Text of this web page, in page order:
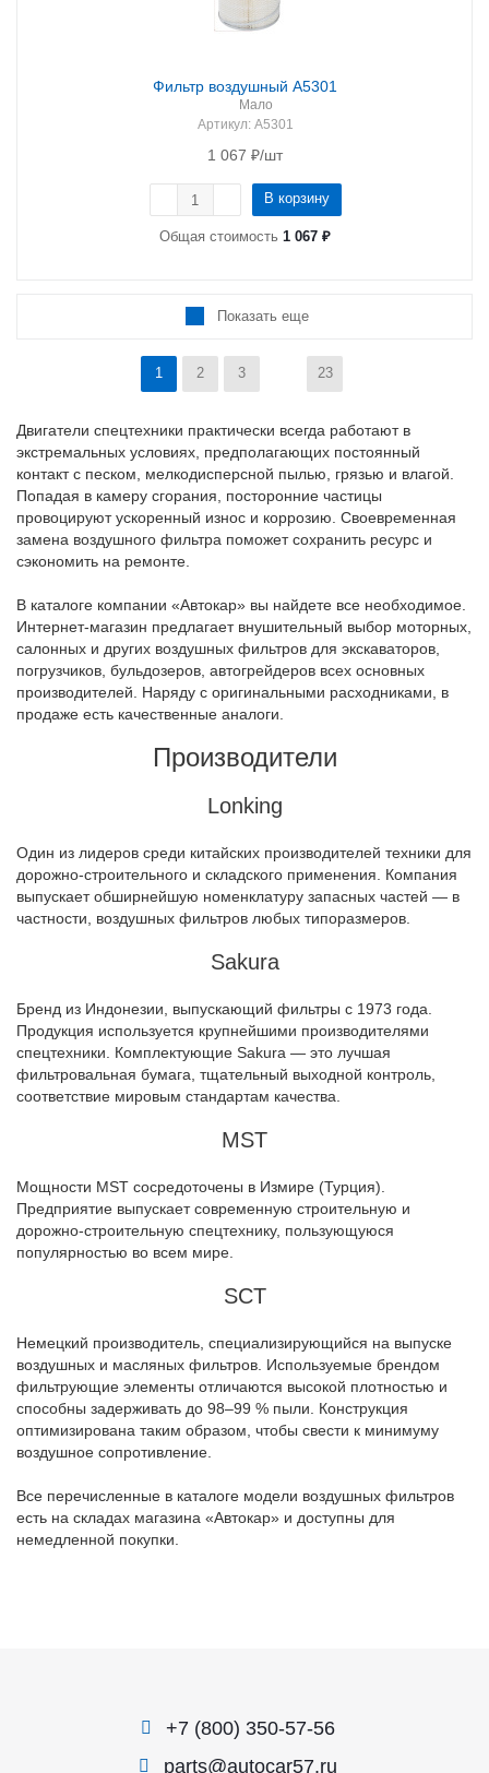
Фильтр воздушный A5301
Мало
Артикул: A5301
1 067 ₽/шт
В корзину
Общая стоимость 1 067 ₽
Показать еще
1 2 3 23
Двигатели спецтехники практически всегда работают в
экстремальных условиях, предполагающих постоянный
контакт с песком, мелкодисперсной пылью, грязью и влагой.
Попадая в камеру сгорания, посторонние частицы
провоцируют ускоренный износ и коррозию. Своевременная
замена воздушного фильтра поможет сохранить ресурс и
сэкономить на ремонте.
В каталоге компании «Автокар» вы найдете все необходимое.
Интернет-магазин предлагает внушительный выбор моторных,
салонных и других воздушных фильтров для экскаваторов,
погрузчиков, бульдозеров, автогрейдеров всех основных
производителей. Наряду с оригинальными расходниками, в
продаже есть качественные аналоги.
Производители
Lonking
Один из лидеров среди китайских производителей техники для
дорожно-строительного и складского применения. Компания
выпускает обширнейшую номенклатуру запасных частей — в
частности, воздушных фильтров любых типоразмеров.
Sakura
Бренд из Индонезии, выпускающий фильтры с 1973 года.
Продукция используется крупнейшими производителями
спецтехники. Комплектующие Sakura — это лучшая
фильтровальная бумага, тщательный выходной контроль,
соответствие мировым стандартам качества.
MST
Мощности MST сосредоточены в Измире (Турция).
Предприятие выпускает современную строительную и
дорожно-строительную спецтехнику, пользующуюся
популярностью во всем мире.
SCT
Немецкий производитель, специализирующийся на выпуске
воздушных и масляных фильтров. Используемые брендом
фильтрующие элементы отличаются высокой плотностью и
способны задерживать до 98–99 % пыли. Конструкция
оптимизирована таким образом, чтобы свести к минимуму
воздушное сопротивление.
Все перечисленные в каталоге модели воздушных фильтров
есть на складах магазина «Автокар» и доступны для
немедленной покупки.
+7 (800) 350-57-56
parts@autocar57.ru